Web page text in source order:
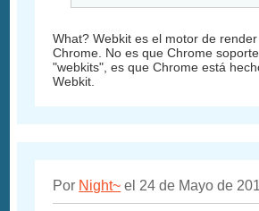
What? Webkit es el motor de
Chrome. No es que Chrome soporte
"webkits", es que Chrome está
Webkit.
Por Night~ el 24 de Mayo de